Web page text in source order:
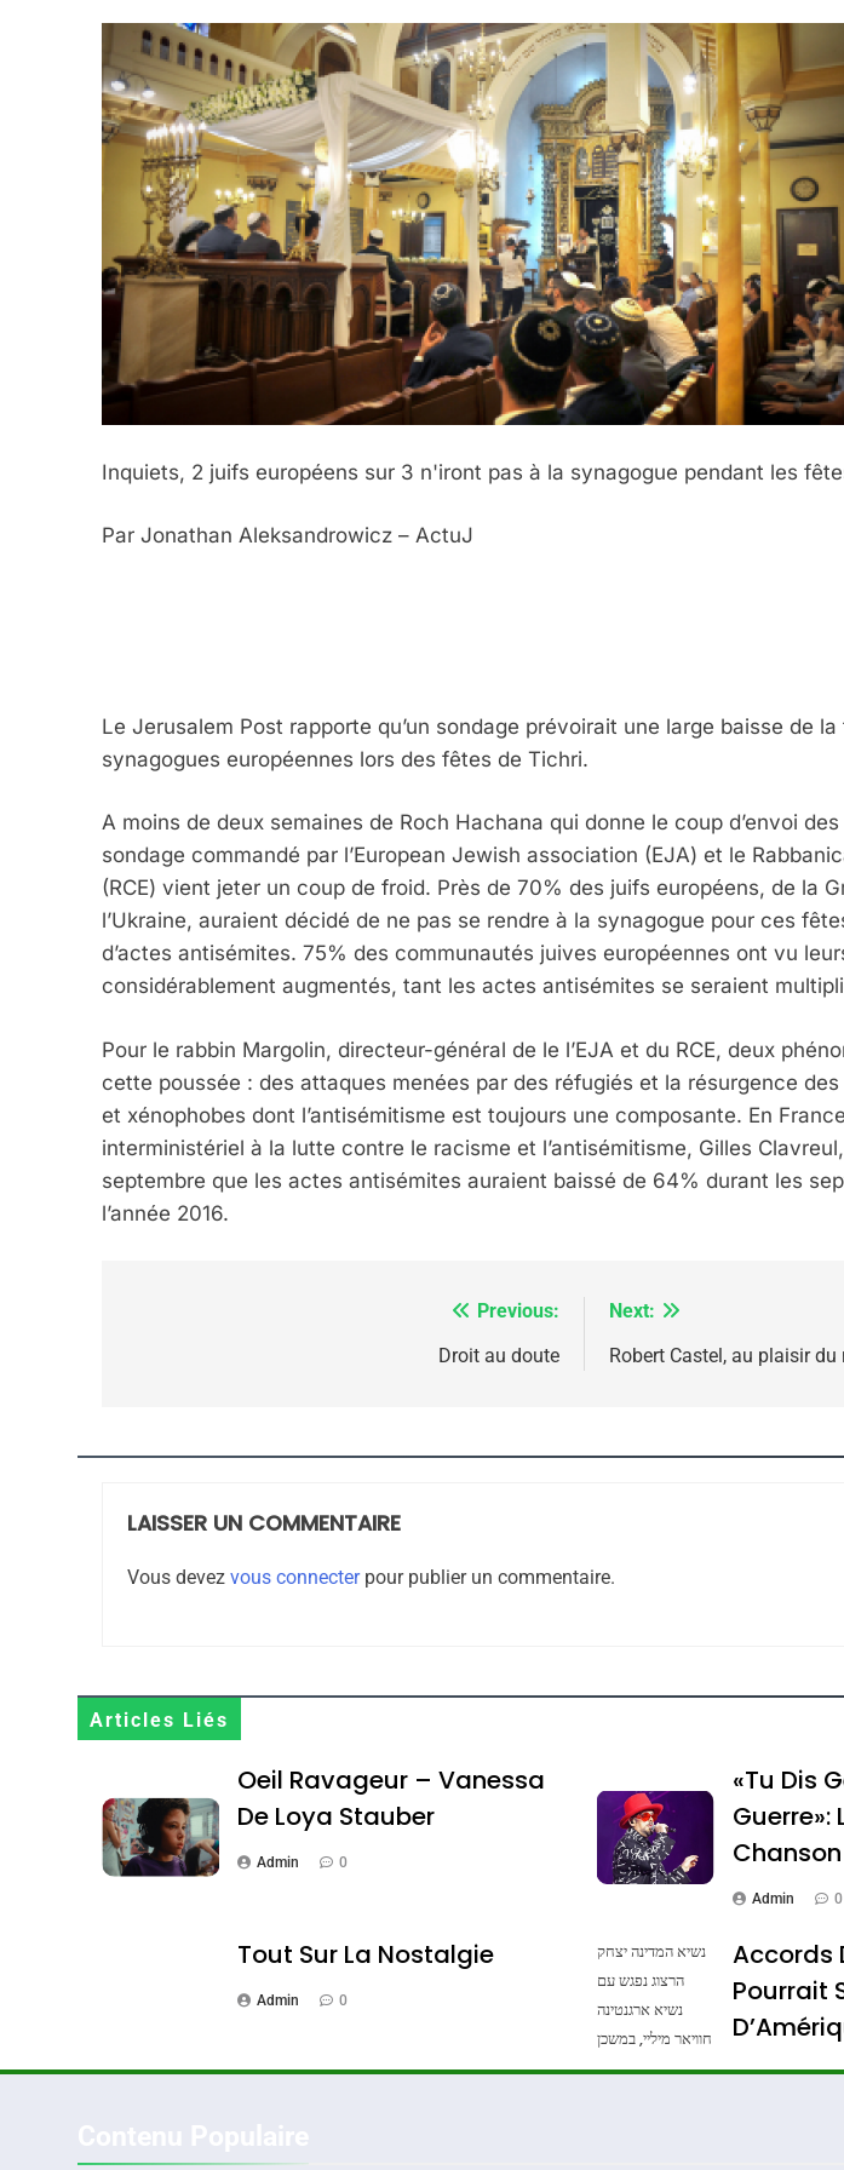
Inquiets, 2 juifs européens sur 3 n'iront pas à la synagogue pendant les
Par Jonathan Aleksandrowicz – ActuJ
Le Jerusalem Post rapporte qu’un sondage prévoirait une large baisse de
synagogues européennes lors des fêtes de Tichri.
A moins de deux semaines de Roch Hachana qui donne le coup d’envoi
sondage commandé par l’European Jewish association (EJA) et le
(RCE) vient jeter un coup de froid. Près de 70% des juifs européens, de la
l’Ukraine, auraient décidé de ne pas se rendre à la synagogue pour ces
d’actes antisémites. 75% des communautés juives européennes ont vu
considérablement augmentés, tant les actes antisémites se seraient
Pour le rabbin Margolin, directeur-général de le l’EJA et du RCE, deux
cette poussée : des attaques menées par des réfugiés et la résurgence
et xénophobes dont l’antisémitisme est toujours une composante. En
interministériel à la lutte contre le racisme et l’antisémitisme, Gilles
septembre que les actes antisémites auraient baissé de 64% durant les
l’année 2016.
Previous:
Droit au doute
Next:
Robert Castel, au plaisir du
LAISSER UN COMMENTAIRE
Vous devez vous connecterpour publier un commentaire.
Articles Liés
Oeil Ravageur – Vanessa
De Loya Stauber
Admin 0
«Tu Dis
Guerre»:
Admin 0
Tout Sur La Nostalgie
Admin 0
נשיא המדינה יצחק
הרצוג נפגש עם
נשיא ארגנטינה
חוויאר מיליי, במשכן
הנשיא בירושלים.
Accords
Pourrait
Admin 0
2025, L’année La Plus Meurtrière Selon Le
FRANCE ISRAÉL
6
FIÈRE, DIGNE ET RÉSILIENTE : POURQUOI JE
Dvir
ISRAÉL JUDAISME
CE QUI NOUS MANQUE – Jacques Hadida
Terroir
Oeil Ravageur – Vanessa De Loya Stauber